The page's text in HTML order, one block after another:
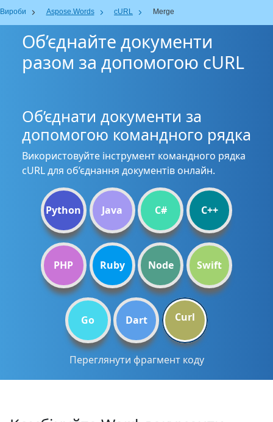
Вироби Aspose.Words cURL Merge
Об’єднайте документи
разом за допомогою cURL
Об’єднати документи за
допомогою командного рядка
Використовуйте інструмент командного рядка
cURL для об’єднання документів онлайн.
Python Java C# C++
PHP Ruby Node Swift
Go Dart Curl
Переглянути фрагмент коду